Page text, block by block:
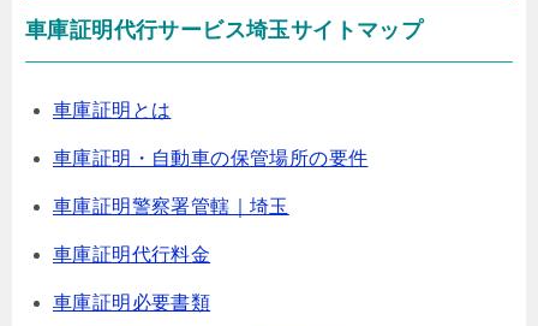
車庫証明代行サービス埼玉サイトマップ
車庫証明とは
車庫証明・自動車の保管場所の要件
車庫証明警察署管轄｜埼玉
車庫証明代行料金
車庫証明必要書類